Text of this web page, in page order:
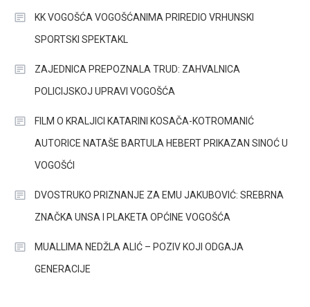
KK VOGOŠĆA VOGOŠĆANIMA PRIREDIO VRHUNSKI
SPORTSKI SPEKTAKL
ZAJEDNICA PREPOZNALA TRUD: ZAHVALNICA
POLICIJSKOJ UPRAVI VOGOŠĆA
FILM O KRALJICI KATARINI KOSAČA-KOTROMANIĆ
AUTORICE NATAŠE BARTULA HEBERT PRIKAZAN SINOĆ U
VOGOŠĆI
DVOSTRUKO PRIZNANJE ZA EMU JAKUBOVIĆ: SREBRNA
ZNAČKA UNSA I PLAKETA OPĆINE VOGOŠĆA
MUALLIMA NEDŽLA ALIĆ – POZIV KOJI ODGAJA
GENERACIJE